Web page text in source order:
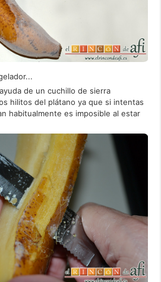
de un cuchillo de sierra
hilitos del plátano ya que si intentas
habitualmente es imposible al estar